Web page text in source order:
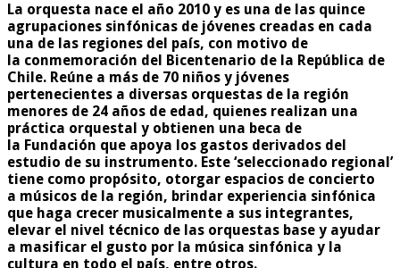
La orquesta nace el año 2010 y es una de las quince
agrupaciones sinfónicas de jóvenes creadas en cada
una de las regiones del país, con motivo de
la conmemoración del Bicentenario de la República de
Chile. Reúne a más de 70 niños y jóvenes
pertenecientes a diversas orquestas de la región
menores de 24 años de edad, quienes realizan una
práctica orquestal y obtienen una beca de
la Fundación que apoya los gastos derivados del
estudio de su instrumento. Este ‘seleccionado regional’
tiene como propósito, otorgar espacios de concierto
a músicos de la región, brindar experiencia sinfónica
que haga crecer musicalmente a sus integrantes,
elevar el nivel técnico de las orquestas base y ayudar
a masificar el gusto por la música sinfónica y la
cultura en todo el país, entre otros.